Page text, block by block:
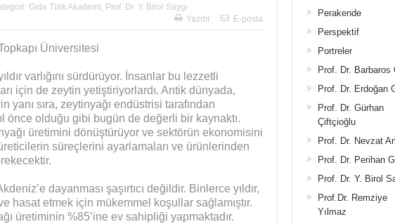
Gıda Türk Akademi, Prof. Dr. Y. Birol Saygı
Yazdır
E-posta
Üniversitesi
varlığını sürdürüyor. İnsanlar bu lezzetli
için de zeytin yetiştiriyorlardı. Antik dünyada,
yanı sıra, zeytinyağı endüstrisi tarafından
önce olduğu gibi bugün de değerli bir kaynaktı.
üretimini dönüştürüyor ve sektörün ekonomisini
süreçlerini ayarlamaları ve ürünlerinden
dayanması şaşırtıcı değildir. Binlerce yıldır,
hasat etmek için mükemmel koşullar sağlamıştır.
üretiminin %85’ine ev sahipliği yapmaktadır.
Perakende
Perspektif
Portreler
Prof. Dr. Barbaros
Prof. Dr. Erdoğan
Prof. Dr. Gürhan
Çiftçioğlu
Prof. Dr. Nevzat
Prof. Dr. Perihan
Prof. Dr. Y. Birol
Prof.Dr. Remziye
Yılmaz